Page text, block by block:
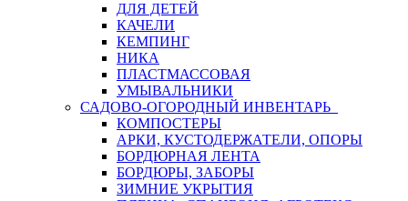
ДЛЯ ДЕТЕЙ
КАЧЕЛИ
КЕМПИНГ
НИКА
ПЛАСТМАССОВАЯ
УМЫВАЛЬНИКИ
САДОВО-ОГОРОДНЫЙ ИНВЕНТАРЬ
КОМПОСТЕРЫ
АРКИ, КУСТОДЕРЖАТЕЛИ, ОПОРЫ
БОРДЮРНАЯ ЛЕНТА
БОРДЮРЫ, ЗАБОРЫ
ЗИМНИЕ УКРЫТИЯ